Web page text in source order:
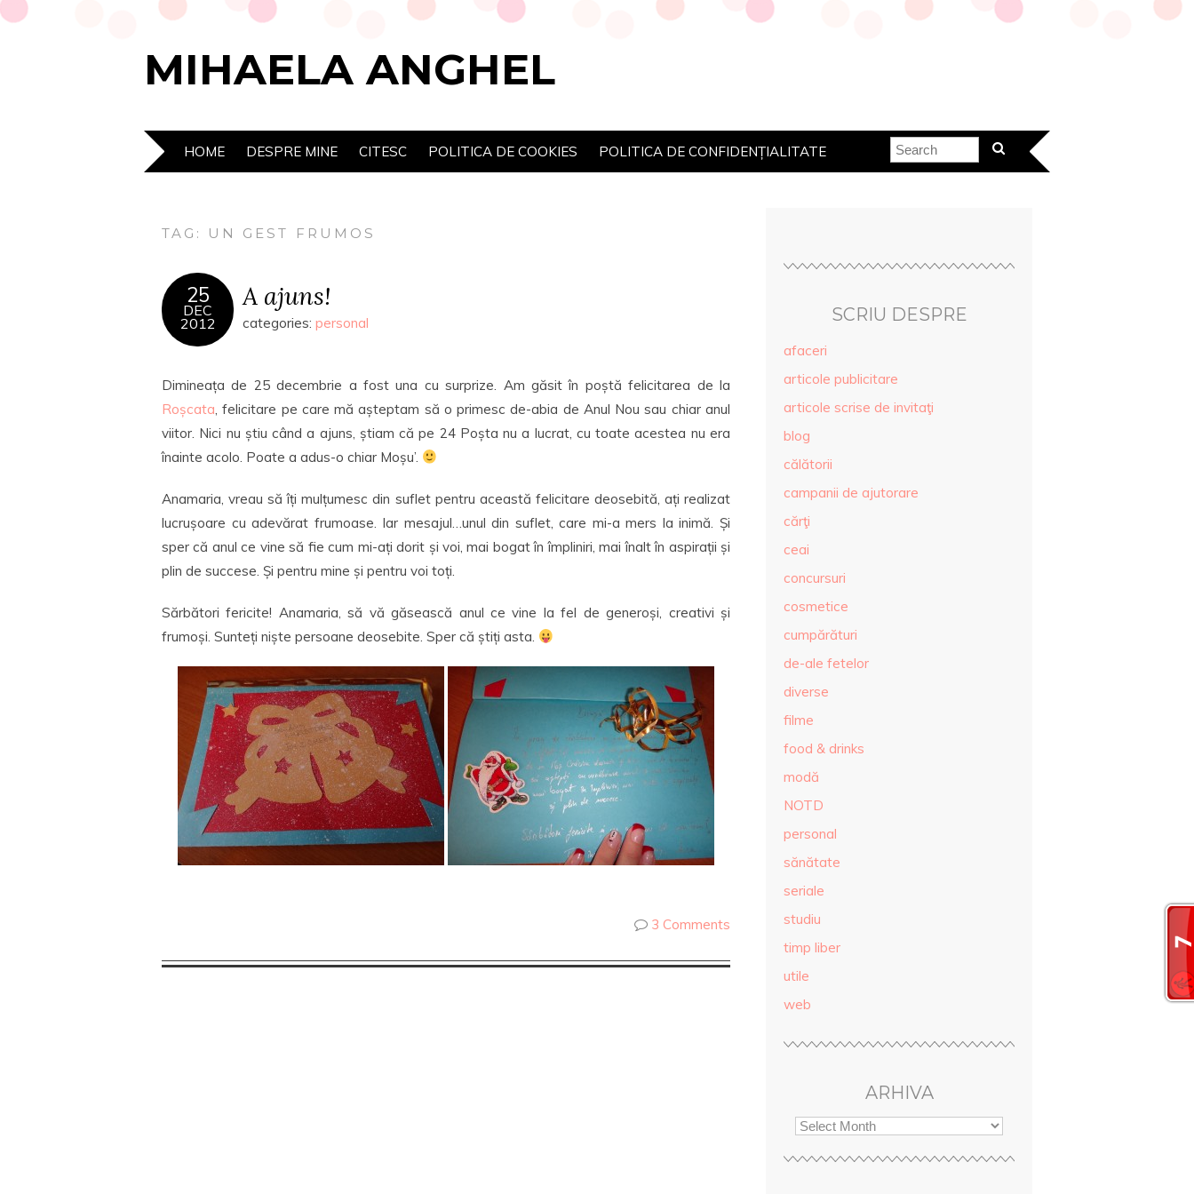
MIHAELA ANGHEL
HOME DESPRE MINE CITESC POLITICA DE COOKIES POLITICA DE CONFIDENȚIALITATE
TAG: UN GEST FRUMOS
25
DEC
2012
A ajuns!
categories: personal
Dimineața de 25 decembrie a fost una cu surprize. Am găsit în poștă felicitarea de la
Roșcata, felicitare pe care mă așteptam să o primesc de-abia de Anul Nou sau chiar anul
viitor. Nici nu știu când a ajuns, știam că pe 24 Poșta nu a lucrat, cu toate acestea nu era
înainte acolo. Poate a adus-o chiar Moșu’.
Anamaria, vreau să îți mulțumesc din suflet pentru această felicitare deosebită, ați realizat
lucrușoare cu adevărat frumoase. Iar mesajul…unul din suflet, care mi-a mers la inimă. Și
sper că anul ce vine să fie cum mi-ați dorit și voi, mai bogat în împliniri, mai înalt în aspirații și
plin de succese. Și pentru mine și pentru voi toți.
Sărbători fericite! Anamaria, să vă găsească anul ce vine la fel de generoși, creativi și
frumoși. Sunteți niște persoane deosebite. Sper că știți asta.
3 Comments
SCRIU DESPRE
afaceri
articole publicitare
articole scrise de invitaţi
blog
călătorii
campanii de ajutorare
cărţi
ceai
concursuri
cosmetice
cumpărături
de-ale fetelor
diverse
filme
food & drinks
modă
NOTD
personal
sănătate
seriale
studiu
timp liber
utile
web
ARHIVA